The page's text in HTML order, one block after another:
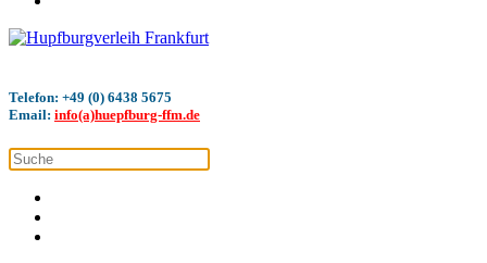
Telefon: +49 (0) 6438 5675
Email: info(a)huepfburg-ffm.de